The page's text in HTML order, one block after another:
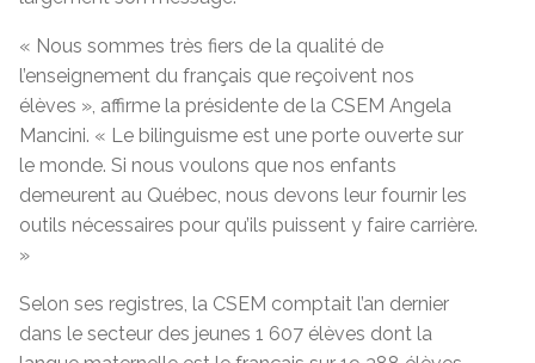
« Nous sommes très fiers de la qualité de
l’enseignement du français que reçoivent nos
élèves », affirme la présidente de la CSEM Angela
Mancini. « Le bilinguisme est une porte ouverte sur
le monde. Si nous voulons que nos enfants
demeurent au Québec, nous devons leur fournir les
outils nécessaires pour qu’ils puissent y faire carrière.
»
Selon ses registres, la CSEM comptait l’an dernier
dans le secteur des jeunes 1 607 élèves dont la